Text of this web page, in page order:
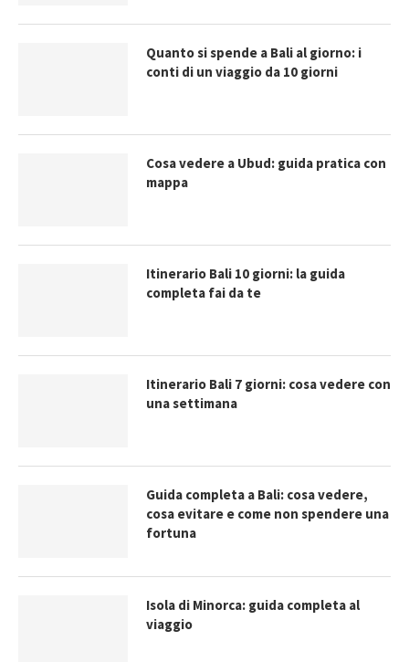
Quanto si spende a Bali al giorno: i
conti di un viaggio da 10 giorni
Cosa vedere a Ubud: guida pratica con
mappa
Itinerario Bali 10 giorni: la guida
completa fai da te
Itinerario Bali 7 giorni: cosa vedere con
una settimana
Guida completa a Bali: cosa vedere,
cosa evitare e come non spendere una
fortuna
Isola di Minorca: guida completa al
viaggio